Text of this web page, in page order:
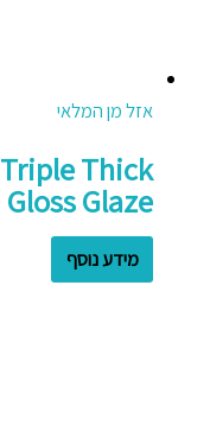
אזל מן המלאי
Triple Thick
Gloss Glaze
מידע נוסף